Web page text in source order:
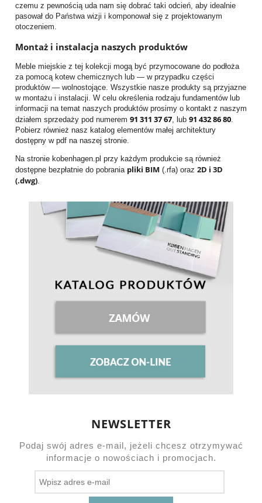
czemu z pewnością uda nam się dobrać taki odcień, aby idealnie
pasował do Państwa wizji i komponował się z projektowanym
otoczeniem.
Montaż i instalacja naszych produktów
Meble miejskie z tej kolekcji mogą być przymocowane do podłoża
za pomocą kotew chemicznych lub — w przypadku części
produktów — wolnostojące. Wszystkie nasze produkty są przyjazne
w montażu i instalacji. W celu określenia rodzaju fundamentów lub
informacji na temat naszych produktów prosimy o kontakt z naszym
działem sprzedaży pod numerem 91 311 37 67, lub 91 432 86 80.
Pobierz również nasz katalog elementów małej architektury
dostępny w pdf na naszej stronie.
Na stronie kobenhagen.pl przy każdym produkcie są również
dostępne bezpłatnie do pobrania pliki BIM (.rfa) oraz 2D i 3D
(.dwg).
NEWSLETTER
Podaj swój adres e-mail, jeżeli chcesz otrzymywać
informacje o nowościach i promocjach.